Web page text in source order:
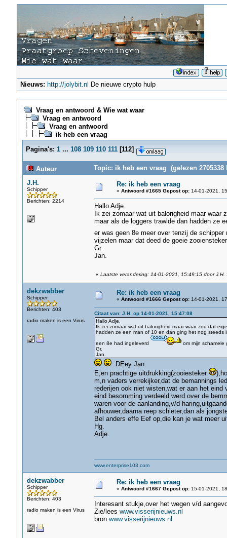
Nieuws: http://jolybit.nl De nieuwe crypto hulp
Vraag en antwoord & Wie wat waar
Vraag en antwoord
Vraag en antwoord
ik heb een vraag
Pagina's: 1 ... 108 109 110 111[112]
Auteur
Topic: ik heb een vraag (gelezen 2705338
J.H.
Schipper
Berichten: 2214
Re: ik heb een vraag
« Antwoord #1665 Gepost op:14-01-2021,
Hallo Adje.
Ik zei zomaar wat uit balorigheid maar
maar als de loggers trawlde dan hadden ze
er was geen 8e meer over tenzij de
vijzelen maar dat deed de goeie
Gr.
Jan.
« Laatste verandering: 14-01-2021, 15:49:15 door J.H.
dekzwabber
Schipper
Berichten: 403
radio maken is een Virus
Re: ik heb een vraag
« Antwoord #1666 Gepost op:14-01-2021,
Citaat van: J.H. op 14-01-2021, 15:47:08
Hallo Adje.
Ik zei zomaar wat uit balorigheid maar waar zou dat
hadden ze een man of 10 en dan ging het nog steeds
een 8e had ingeleverd
om mijn schamele
Gr.
Jan.
:DEey Jan.
E,en prachtige uitdrukking(zooiesteker
m,n vaders verrekijker,dat de bemannings
rederijen ook niet wisten,wat er aan het eind
eind besomming verdeeld werd over de
waren voor de aanlanding,v/d
afhouwer,daarna reep schieter,dan als
Bel anders effe Eef op,die kan je wat meer
Hg.
Adje.
www.enterprise103.com
dekzwabber
Schipper
Berichten: 403
radio maken is een Virus
Re: ik heb een vraag
« Antwoord #1667 Gepost op:15-01-2021,
Interesant stukje,over het wegen v/d
Zie/lees www.visserijnieuws.nl
bron www.visserijnieuws.nl